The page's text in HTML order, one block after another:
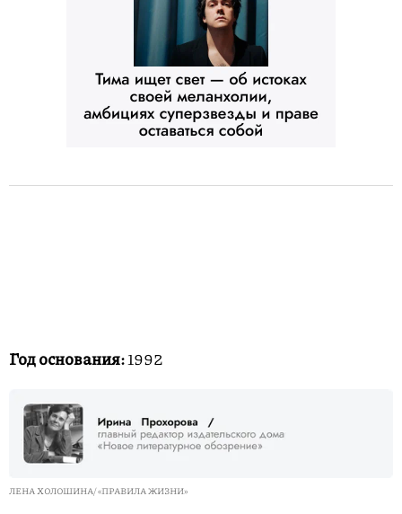
Год основания:1992
ЛЕНА ХОЛОШИНА/ «ПРАВИЛА ЖИЗНИ»